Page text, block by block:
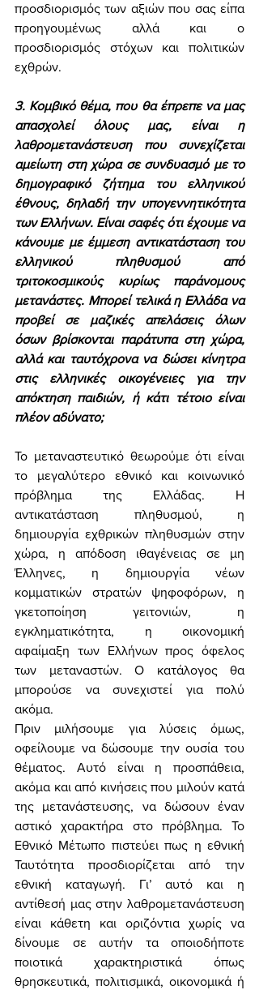
προσδιορισμός των αξιών που σας είπα
προηγουμένως αλλά και ο
προσδιορισμός στόχων και πολιτικών
εχθρών.
3. Κομβικό θέμα, που θα έπρεπε να μας
απασχολεί όλους μας, είναι η
λαθρομετανάστευση που συνεχίζεται
αμείωτη στη χώρα σε συνδυασμό με το
δημογραφικό ζήτημα του ελληνικού
έθνους, δηλαδή την υπογεννητικότητα
των Ελλήνων. Είναι σαφές ότι έχουμε να
κάνουμε με έμμεση αντικατάσταση του
ελληνικού πληθυσμού από
τριτοκοσμικούς κυρίως παράνομους
μετανάστες. Μπορεί τελικά η Ελλάδα να
προβεί σε μαζικές απελάσεις όλων
όσων βρίσκονται παράτυπα στη χώρα,
αλλά και ταυτόχρονα να δώσει κίνητρα
στις ελληνικές οικογένειες για την
απόκτηση παιδιών, ή κάτι τέτοιο είναι
πλέον αδύνατο;
Το μεταναστευτικό θεωρούμε ότι είναι
το μεγαλύτερο εθνικό και κοινωνικό
πρόβλημα της Ελλάδας. Η
αντικατάσταση πληθυσμού, η
δημιουργία εχθρικών πληθυσμών στην
χώρα, η απόδοση ιθαγένειας σε μη
Έλληνες, η δημιουργία νέων
κομματικών στρατών ψηφοφόρων, η
γκετοποίηση γειτονιών, η
εγκληματικότητα, η οικονομική
αφαίμαξη των Ελλήνων προς όφελος
των μεταναστών. Ο κατάλογος θα
μπορούσε να συνεχιστεί για πολύ
ακόμα.
Πριν μιλήσουμε για λύσεις όμως,
οφείλουμε να δώσουμε την ουσία του
θέματος. Αυτό είναι η προσπάθεια,
ακόμα και από κινήσεις που μιλούν κατά
της μετανάστευσης, να δώσουν έναν
αστικό χαρακτήρα στο πρόβλημα. Το
Εθνικό Μέτωπο πιστεύει πως η εθνική
Ταυτότητα προσδιορίζεται από την
εθνική καταγωγή. Γι’ αυτό και η
αντίθεσή μας στην λαθρομετανάστευση
είναι κάθετη και οριζόντια χωρίς να
δίνουμε σε αυτήν τα οποιοδήποτε
ποιοτικά χαρακτηριστικά όπως
θρησκευτικά, πολιτισμικά, οικονομικά ή